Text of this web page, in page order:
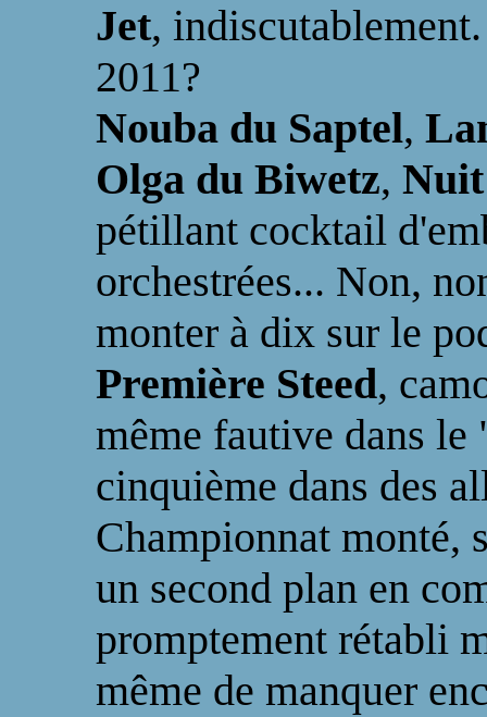
Jet, indiscutablement.
2011?
Nouba du Saptel,
Olga du Biwetz,
pétillant cocktail
orchestrées... Non,
monter à dix sur le
Première Steed,
même fautive dans
cinquième dans des
Championnat monté,
un second plan en
promptement rétabli
même de manquer